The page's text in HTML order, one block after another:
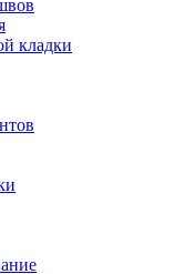
кладки